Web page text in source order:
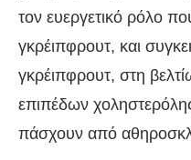
τον ευεργετικό ρόλο
γκρέιπφρουτ, και
γκρέιπφρουτ, στη
επιπέδων
πάσχουν από